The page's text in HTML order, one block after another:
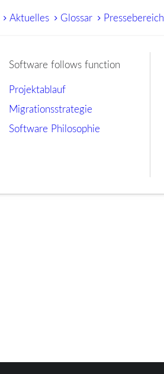
Aktuelles Glossar Pressebereich
Software follows function
Projektablauf
Migrationsstrategie
Software Philosophie